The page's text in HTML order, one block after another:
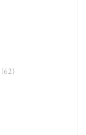
(62)